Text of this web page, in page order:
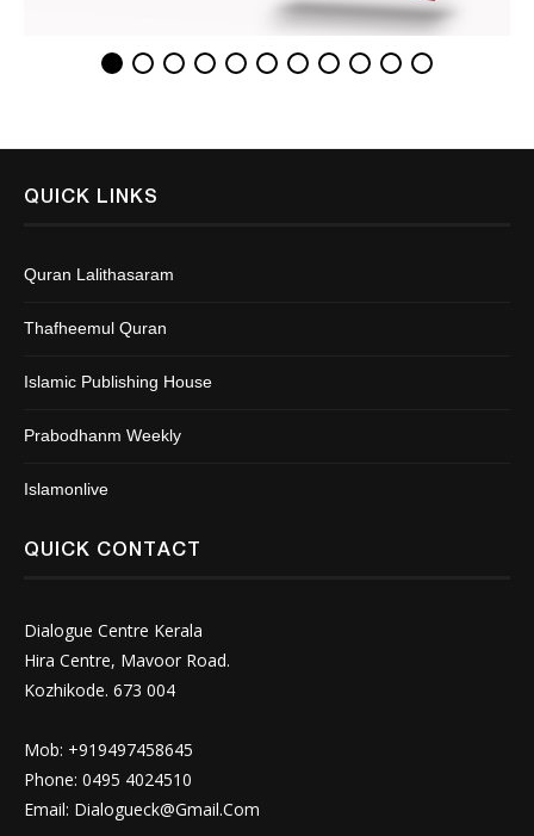
QUICK LINKS
Quran Lalithasaram
Thafheemul Quran
Islamic Publishing House
Prabodhanm Weekly
Islamonlive
QUICK CONTACT
Dialogue Centre Kerala
Hira Centre, Mavoor Road.
Kozhikode. 673 004
Mob: +919497458645
Phone: 0495 4024510
Email: Dialogueck@Gmail.Com